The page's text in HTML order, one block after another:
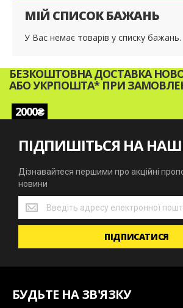
МІЙ СПИСОК БАЖАНЬ
У Вас немає товарів у списку бажань.
БЕЗКОШТОВНА ДОСТАВКА
АБО УКРПОШТА* ПРИ
2000₴
ПІДПИШІТЬСЯ НА
Дізнавайтеся першими про акційні
новини
Дізнавайтеся
першими
про
пропозиції
ПІДПИСАТИСЯ
БУДЬТЕ НА ЗВ'ЯЗКУ